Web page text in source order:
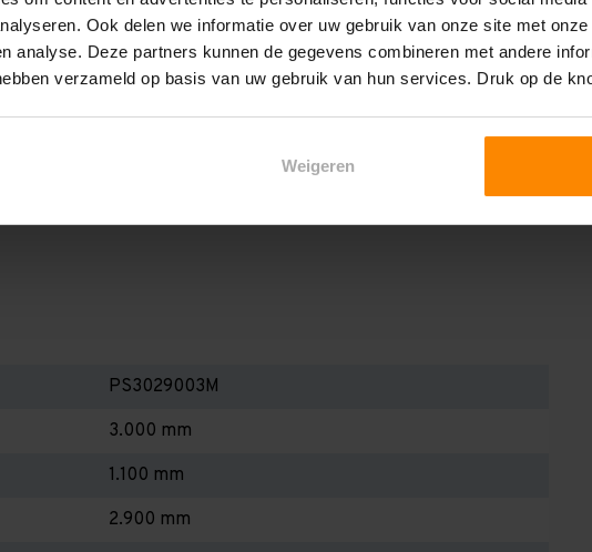
Ook delen we informatie over uw gebruik van onze site met
analyse. Deze partners kunnen de gegevens combineren met andere
verzameld op basis van uw gebruik van hun services. Druk op de
Weigeren
te laten berekenen!
is dan 2,25 meter, valt de draagkracht juist iets hoger uit.
Dan dient u even contact met ons op te nemen. Wij voeren
voor niets bij aankoop van een rij palletstellingen. Wij kunnen
draagkracht van uw situatie op beschreven staat! Kortom, bij
Palletstellingen - Belangrijk om te weten!
PS3029003M
3.000 mm
1.100 mm
2.900 mm